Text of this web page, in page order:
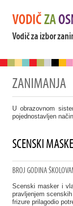
VODIČZA
Vodič za izbor
ZANIMANJA
U obrazovnom
pojednostavljen
SCENSKI
BROJ GODINA
Scenski masker i
pravljenjem
frizure prilagodio